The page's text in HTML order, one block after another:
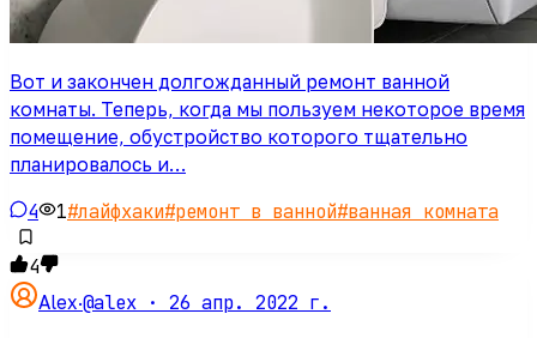
Вот и закончен долгожданный ремонт ванной
комнаты. Теперь, когда мы пользуем некоторое время
помещение, обустройство которого тщательно
планировалось и…
4 1#лайфхаки#ремонт в ванной#ванная комната
4
Alex·@alex · 26 апр. 2022 г.